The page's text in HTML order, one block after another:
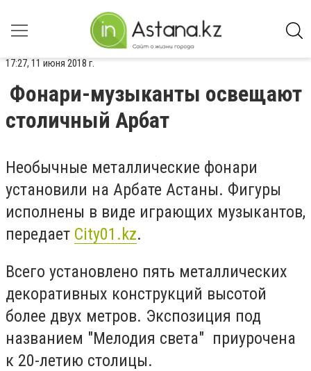
17:27, 11 июня 2018 г.
Фонари-музыканты освещают
столичный Арбат
Необычные металлические фонари
установили на Арбате Астаны. Фигуры
исполнены в виде играющих музыкантов,
передает City01.kz.
Всего установлено пять металлических
декоративных конструкций высотой
более двух метров. Экспозиция под
названием "Мелодия света" приурочена
к 20-летию столицы.